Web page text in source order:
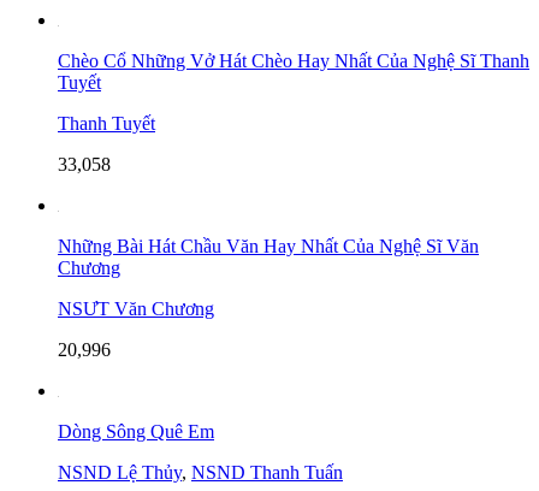
Chèo Cổ Những Vở Hát Chèo Hay Nhất Của Nghệ Sĩ Thanh
Tuyết
Thanh Tuyết
33,058
Những Bài Hát Chầu Văn Hay Nhất Của Nghệ Sĩ Văn
Chương
NSƯT Văn Chương
20,996
Dòng Sông Quê Em
NSND Lệ Thủy, NSND Thanh Tuấn